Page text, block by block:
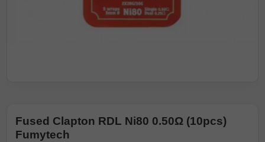
Fused Clapton RDL Ni80 0.50Ω (10pcs)
Fumytech